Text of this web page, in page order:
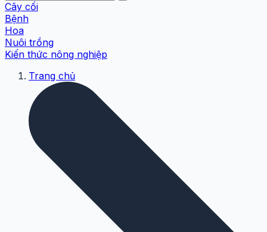
Cây cối
Bệnh
Hoa
Nuôi trồng
Kiến thức nông nghiệp
Trang chủ